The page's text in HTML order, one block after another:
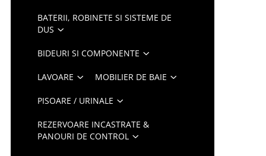
BATERII, ROBINETE SI SISTEME DE
DUS
BIDEURI SI COMPONENTE
LAVOARE MOBILIER DE BAIE
PISOARE / URINALE
REZERVOARE INCASTRATE &
PANOURI DE CONTROL